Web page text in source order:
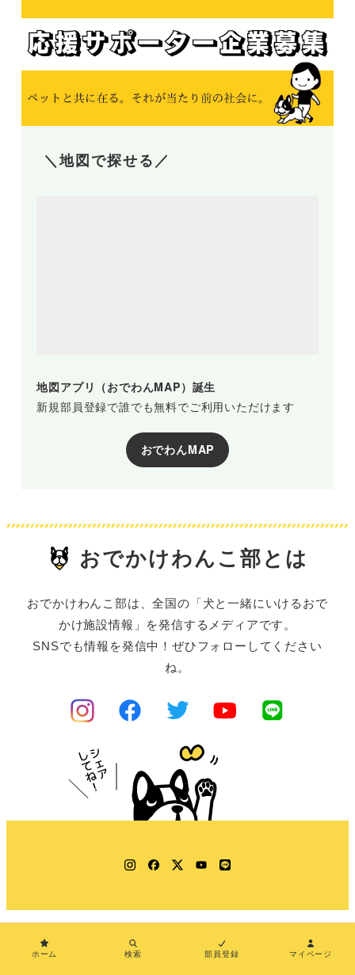
＼地図で探せる／
地図アプリ（おでわんMAP）誕生
新規部員登録で誰でも無料でご利用いただけます
おでわんMAP
おでかけわんこ部とは
おでかけわんこ部は、全国の「犬と一緒にいけるおで
かけ施設情報」を発信するメディアです。
SNSでも情報を発信中！ぜひフォローしてください
ね。
Instagram
Facebook
TwitterYouTube
LINE
ホーム 検索 部員登録 マイページ